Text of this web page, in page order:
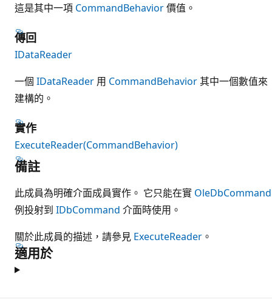
這是其中一項 CommandBehavior價值。
傳回
IDataReader
一個 IDataReader 用 CommandBehavior其中一個數值來
建構的。
實作
ExecuteReader(CommandBehavior)
備註
此成員為明確介面成員實作。 它只能在實 OleDbCommand
例投射到 IDbCommand 介面時使用。
關於此成員的描述，請參見 ExecuteReader 。
適用於
閱